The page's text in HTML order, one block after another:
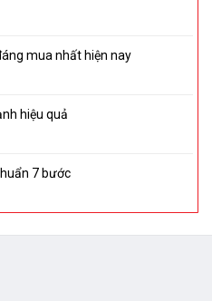
mua nhất hiện nay
hiệu quả
7 bước